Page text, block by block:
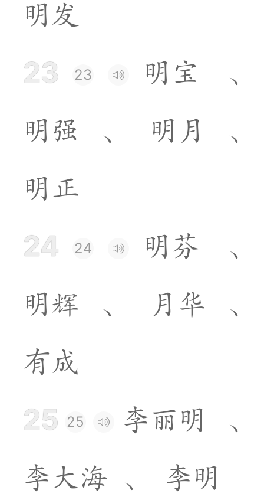
明发
23 23 明 宝
、
明 强 、 明 月
、
明正
24 24 明芬
、
明辉 、 月 华
、
有成
25 25 李丽明
、
李大海 、 李明